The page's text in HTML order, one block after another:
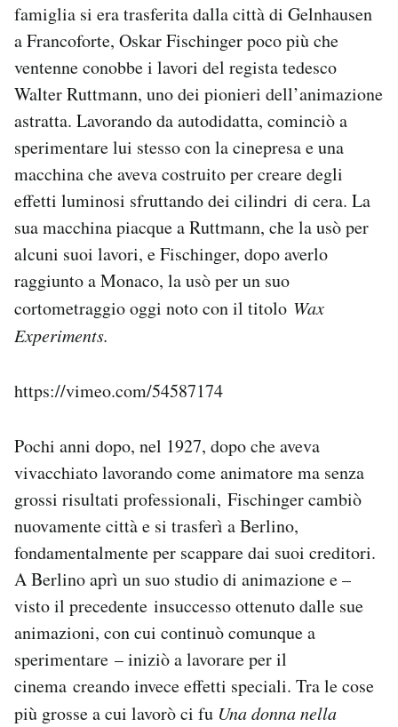
famiglia si era trasferita dalla città di Gelnhausen
a Francoforte, Oskar Fischinger poco più che
ventenne conobbe i lavori del regista tedesco
Walter Ruttmann, uno dei pionieri dell’animazione
astratta. Lavorando da autodidatta, cominciò a
sperimentare lui stesso con la cinepresa e una
macchina che aveva costruito per creare degli
effetti luminosi sfruttando dei cilindri di cera. La
sua macchina piacque a Ruttmann, che la usò per
alcuni suoi lavori, e Fischinger, dopo averlo
raggiunto a Monaco, la usò per un suo
cortometraggio oggi noto con il titolo Wax
Experiments.
https://vimeo.com/54587174
Pochi anni dopo, nel 1927, dopo che aveva
vivacchiato lavorando come animatore ma senza
grossi risultati professionali, Fischinger cambiò
nuovamente città e si trasferì a Berlino,
fondamentalmente per scappare dai suoi creditori.
A Berlino aprì un suo studio di animazione e –
visto il precedente insuccesso ottenuto dalle sue
animazioni, con cui continuò comunque a
sperimentare – iniziò a lavorare per il
cinema creando invece effetti speciali. Tra le cose
più grosse a cui lavorò ci fu Una donna nella